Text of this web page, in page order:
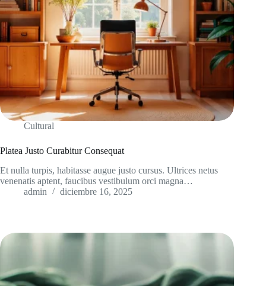
Cultural
Platea Justo Curabitur Consequat
Et nulla turpis, habitasse augue justo cursus. Ultrices netus
venenatis aptent, faucibus vestibulum orci magna…
admin
diciembre 16, 2025